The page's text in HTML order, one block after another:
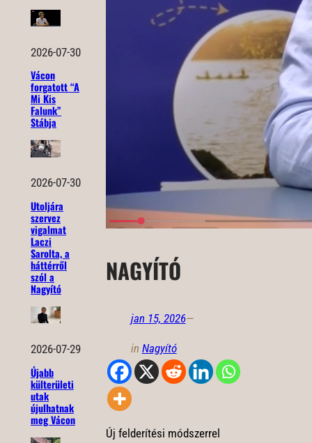
2026-07-30
Vácon
forgatott “A
Mi Kis
Falunk”
Stábja
2026-07-30
Utoljára
szervez
vigalmat
Laczi
Sarolta, a
háttérről
szól a
Nagyító
2026-07-29
Újabb
külterületi
utak
újulhatnak
meg Vácon
NAGYÍTÓ
jan 15, 2026—
in Nagyító
Új felderítési módszerrel